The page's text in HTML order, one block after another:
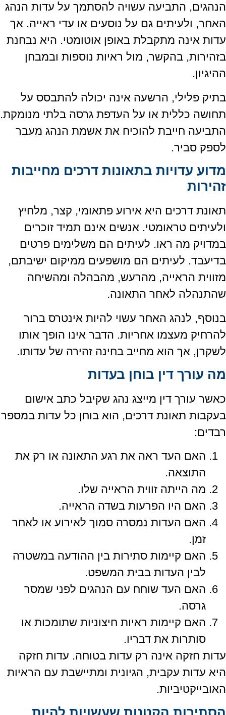
הנהגים, התביעה עשויה להסתמך על עדות הנהג
האחר, ולעיתים גם על נוסעים או עדי ראייה. אך
עדות אינה מתקבלת באופן אוטומטי. היא נבחנת
בזהירות, בהקשר, מול ראיות נוספות ובמבחן
ההיגיון.
בתיק פלילי, הרשעה אינה יכולה להתבסס על
תחושה כללית או על העדפת גרסה בלתי מנומקת.
התביעה חייבת להוכיח את אשמת הנהג מעבר
לספק סביר.
מדוע עדויות בתאונות דרכים מחייבות
זהירות
תאונת דרכים היא אירוע פתאומי, קצר, מלחיץ
ולעיתים טראומטי. אנשים אינם תמיד זוכרים
במדויק מה ראו. לעיתים הם משלימים פרטים
בדיעבד. לעיתים הם מושפעים ממיקום ישיבתם,
מזווית הראייה, מהרעש, מהבהלה ומהשיחה
שהתנהלה לאחר התאונה.
בנוסף, לנהג האחר עשוי להיות אינטרס ברור
להרחיק מעצמו אחריות. הדבר אינו הופך אותו
לשקרן, אך הוא מחייב בחינה זהירה של עדותו.
מה עורך דין בוחן בעדות
כאשר עורך דין מייצג נהג שקיבל כתב אישום
בעקבות תאונת דרכים, הוא בוחן כל עדות במספר
רבדים:
האם העד ראה את רגע התאונה או רק את
התוצאה.
מה הייתה זווית הראייה שלו.
האם היו הפרעות בשדה הראייה.
האם העדות נמסרה סמוך לאירוע או לאחר
זמן.
האם קיימות סתירות בין ההודעה במשטרה
לבין העדות בבית המשפט.
האם העד שוחח עם הנהגים לפני שמסר
גרסה.
האם קיימות ראיות חיצוניות שתומכות או
סותרות את דבריו.
עדות חזקה אינה רק עדות בטוחה. עדות חזקה
היא עדות עקבית, הגיונית ומתיישבת עם הראיות
האובייקטיביות.